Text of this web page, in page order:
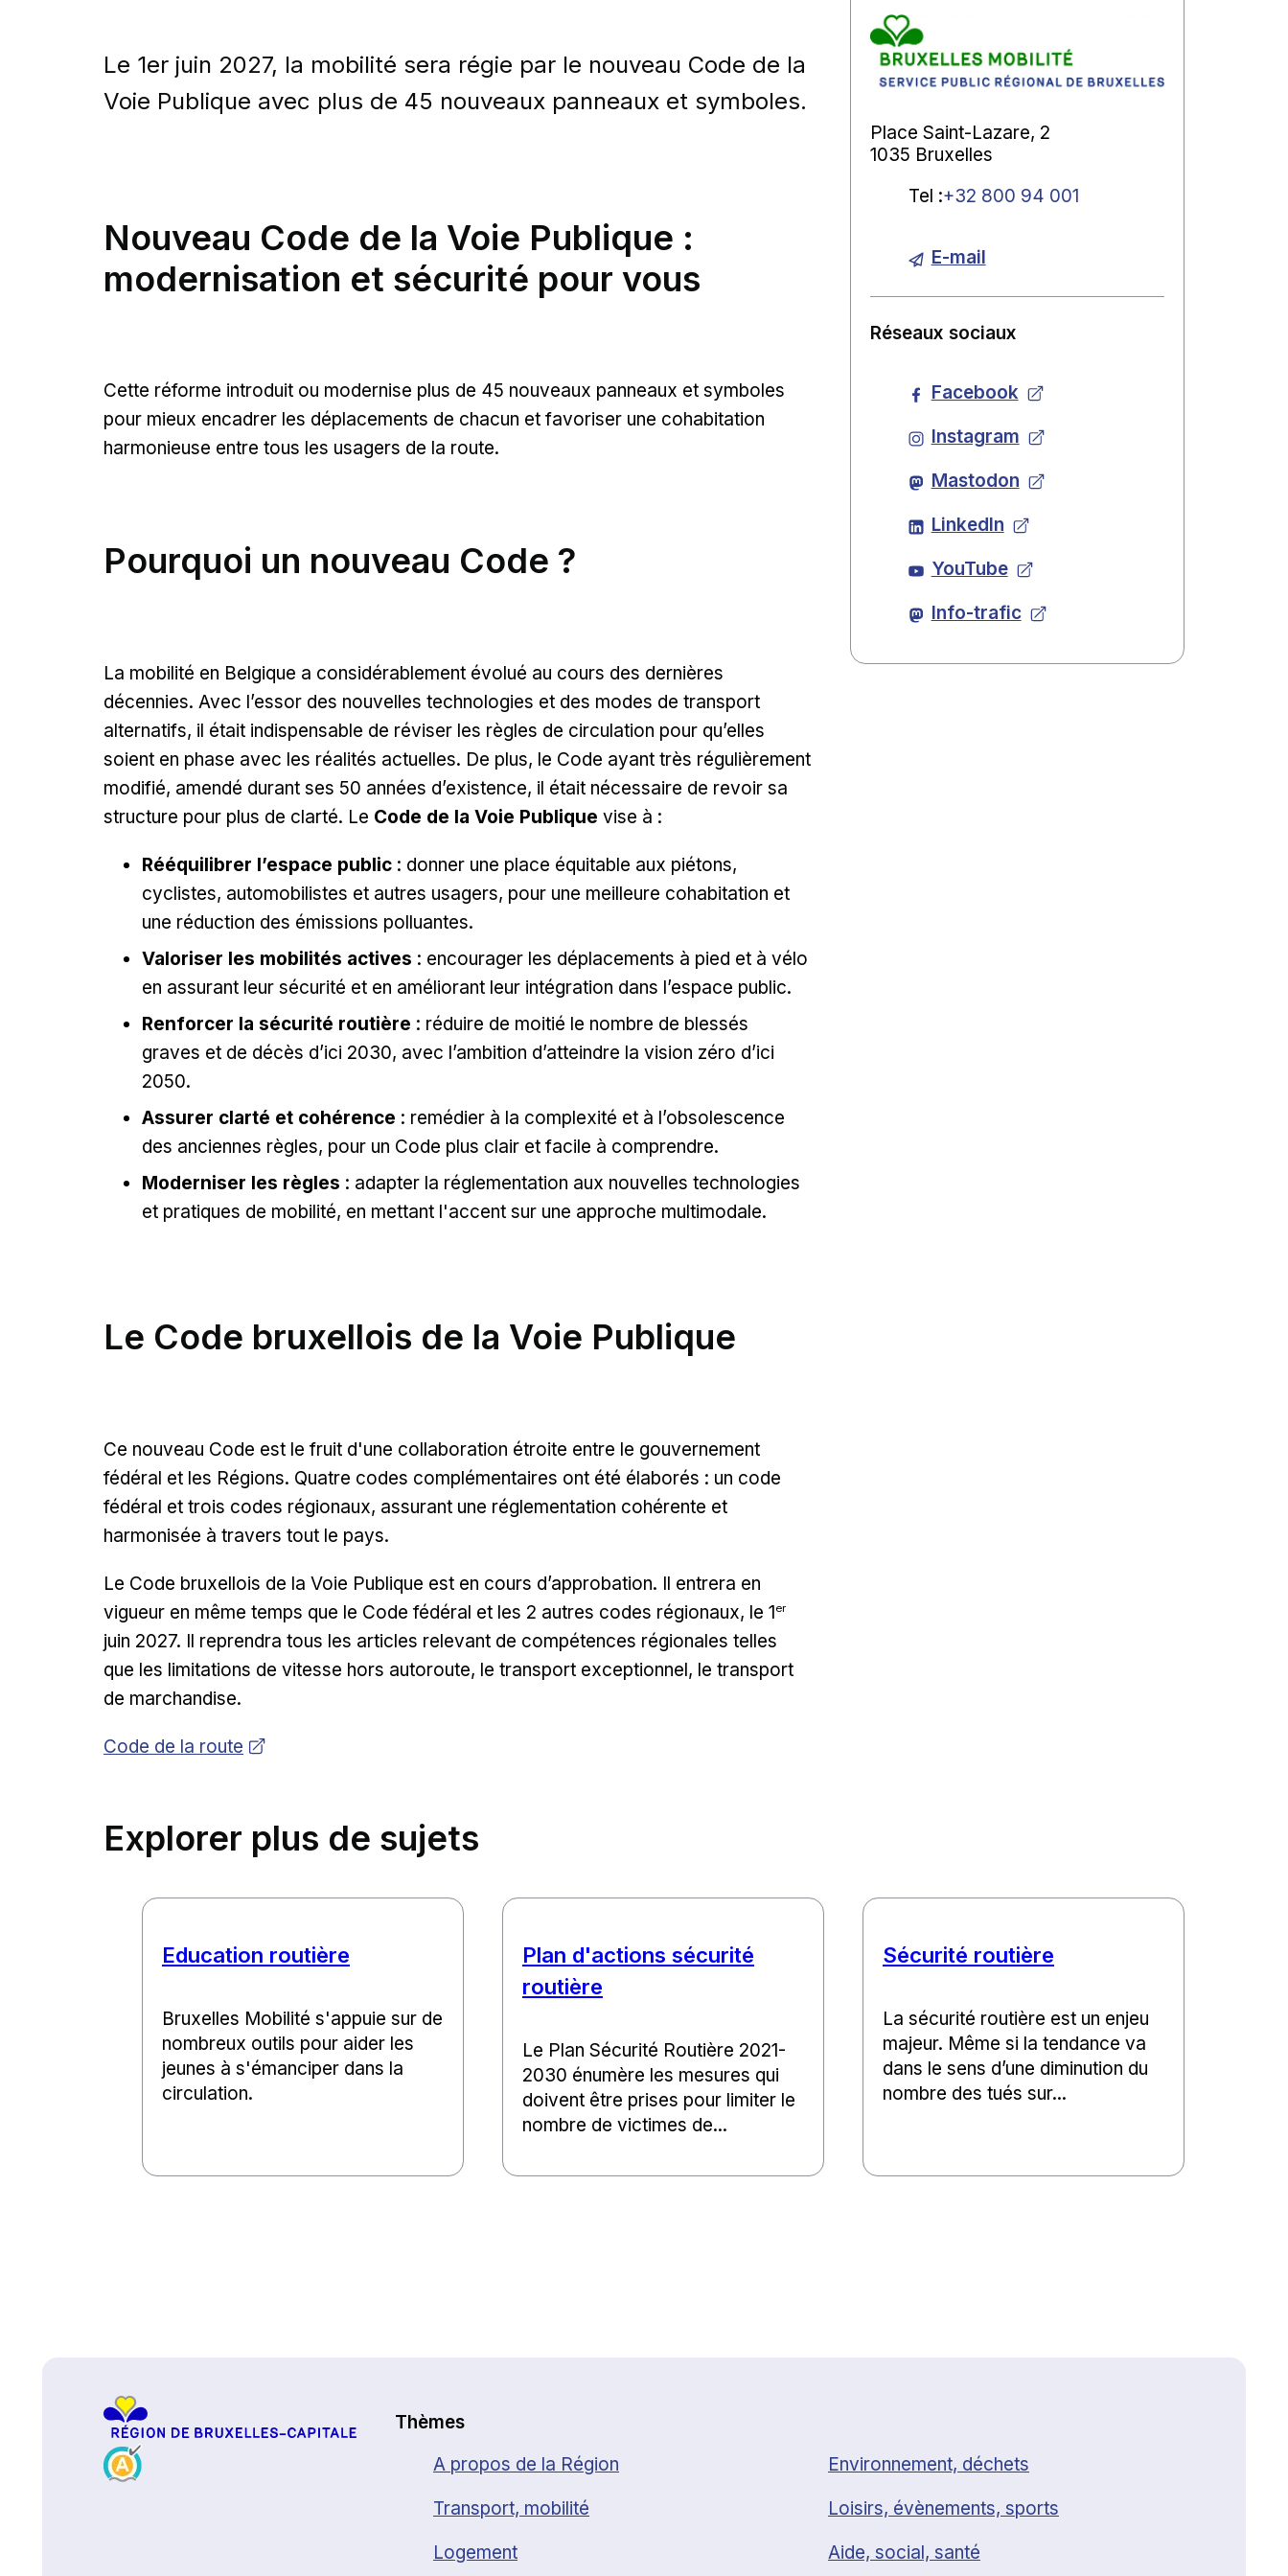
Le 1er juin 2027, la mobilité sera régie par le nouveau Code de la
Voie Publique avec plus de 45 nouveaux panneaux et symboles.
Nouveau Code de la Voie Publique :
modernisation et sécurité pour vous
Cette réforme introduit ou modernise plus de 45 nouveaux panneaux et symboles
pour mieux encadrer les déplacements de chacun et favoriser une cohabitation
harmonieuse entre tous les usagers de la route.
Pourquoi un nouveau Code ?
La mobilité en Belgique a considérablement évolué au cours des dernières
décennies. Avec l’essor des nouvelles technologies et des modes de transport
alternatifs, il était indispensable de réviser les règles de circulation pour qu’elles
soient en phase avec les réalités actuelles. De plus, le Code ayant très régulièrement
modifié, amendé durant ses 50 années d’existence, il était nécessaire de revoir sa
structure pour plus de clarté. Le Code de la Voie Publique vise à :
Rééquilibrer l’espace public : donner une place équitable aux piétons,
cyclistes, automobilistes et autres usagers, pour une meilleure cohabitation et
une réduction des émissions polluantes.
Valoriser les mobilités actives : encourager les déplacements à pied et à vélo
en assurant leur sécurité et en améliorant leur intégration dans l’espace public.
Renforcer la sécurité routière : réduire de moitié le nombre de blessés
graves et de décès d’ici 2030, avec l’ambition d’atteindre la vision zéro d’ici
2050.
Assurer clarté et cohérence : remédier à la complexité et à l’obsolescence
des anciennes règles, pour un Code plus clair et facile à comprendre.
Moderniser les règles : adapter la réglementation aux nouvelles technologies
et pratiques de mobilité, en mettant l'accent sur une approche multimodale.
Le Code bruxellois de la Voie Publique
Ce nouveau Code est le fruit d'une collaboration étroite entre le gouvernement
fédéral et les Régions. Quatre codes complémentaires ont été élaborés : un code
fédéral et trois codes régionaux, assurant une réglementation cohérente et
harmonisée à travers tout le pays.
Le Code bruxellois de la Voie Publique est en cours d’approbation. Il entrera en
vigueur en même temps que le Code fédéral et les 2 autres codes régionaux, le 1er
juin 2027. Il reprendra tous les articles relevant de compétences régionales telles
que les limitations de vitesse hors autoroute, le transport exceptionnel, le transport
de marchandise.
Ouvrir dans une nouvelle fenêtre
Code de la route
Place Saint-Lazare, 2
1035 Bruxelles
Tel :+32 800 94 001
E-mail
Réseaux sociaux
Facebook
Instagram
Mastodon
LinkedIn
YouTube
Info-trafic
Explorer plus de sujets
Education routière
Bruxelles Mobilité s'appuie sur de
nombreux outils pour aider les
jeunes à s'émanciper dans la
circulation.
Plan d'actions sécurité
routière
Le Plan Sécurité Routière 2021-
2030 énumère les mesures qui
doivent être prises pour limiter le
nombre de victimes de...
Sécurité routière
La sécurité routière est un enjeu
majeur. Même si la tendance va
dans le sens d’une diminution du
nombre des tués sur...
Thèmes
A propos de la Région
Transport, mobilité
Logement
Environnement, déchets
Loisirs, évènements, sports
Aide, social, santé